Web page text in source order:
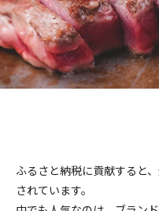
ふるさと納税に貢献すると
されています。